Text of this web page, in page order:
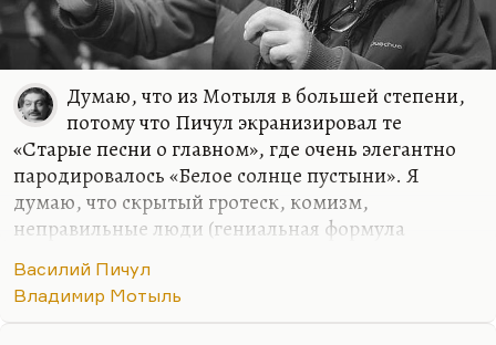
Думаю, что из Мотыля в большей степени,
потому что Пичул экранизировал те
«Старые песни о главном», где очень элегантно
пародировалось «Белое солнце пустыни». Я
думаю, что скрытый гротеск, комизм,
неправильные люди (гениальная формула
неправильные фильмы про неправильных людей для
неправильного зрителя»
Василий Пичул
Владимир Мотыль